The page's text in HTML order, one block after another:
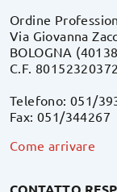
Ordine
Via Giovanna
BOLOGNA
C.F. 80152320372
Telefono: 051/
Fax: 051/344267
Come arrivare